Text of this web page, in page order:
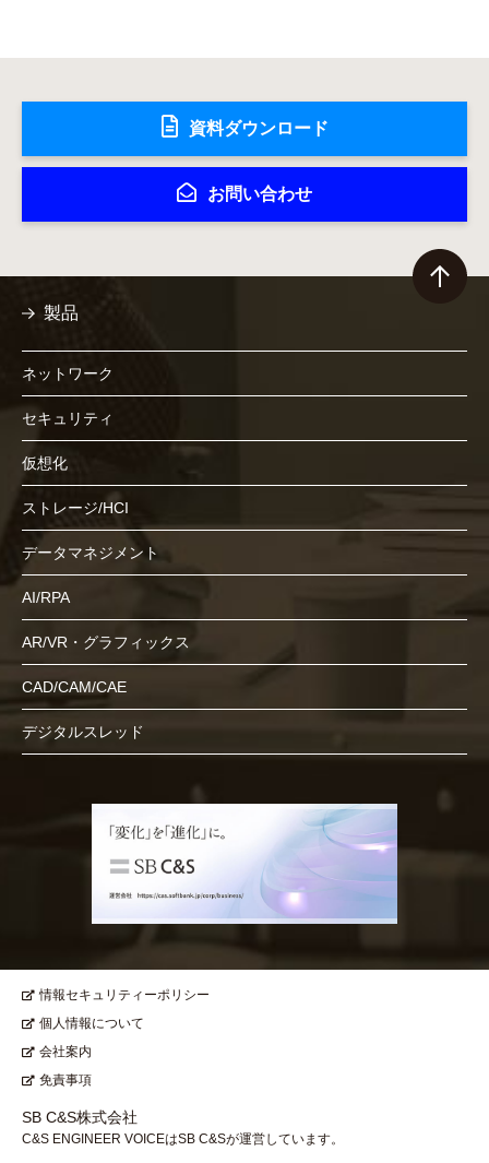
資料ダウンロード
お問い合わせ
製品
ネットワーク
セキュリティ
仮想化
ストレージ/HCI
データマネジメント
AI/RPA
AR/VR・グラフィックス
CAD/CAM/CAE
デジタルスレッド
情報セキュリティーポリシー
個人情報について
会社案内
免責事項
SB C&S株式会社
C&S ENGINEER VOICEはSB C&Sが運営しています。